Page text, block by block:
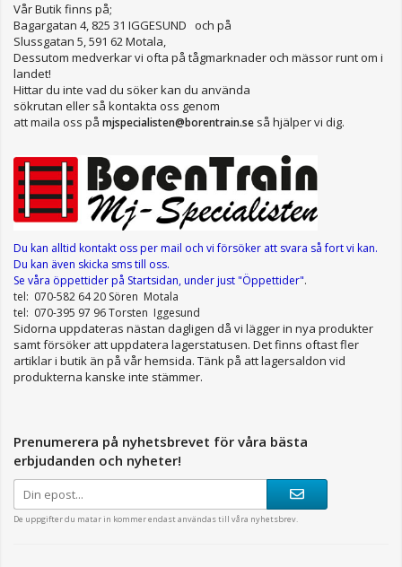
Vår Butik finns på;
Bagargatan 4, 825 31 IGGESUND och på
Slussgatan 5, 591 62 Motala,
Dessutom medverkar vi ofta på tågmarknader och mässor runt om i
landet!
Hittar du inte vad du söker kan du använda
sökrutan eller så kontakta oss genom
att maila oss på mjspecialisten@borentrain.se så hjälper vi dig.
Du kan alltid kontakt oss per mail och vi försöker att svara så fort vi kan.
Du kan även skicka sms till oss.
Se våra öppettiderpå Startsidan, under just "Öppettider".
tel: 070-582 64 20 Sören Motala
tel: 070-395 97 96 Torsten Iggesund
Sidorna uppdateras nästan dagligen då vi lägger in nya produkter
samt försöker att uppdatera lagerstatusen. Det finns oftast fler
artiklar i butik än på vår hemsida. Tänk på att lagersaldon vid
produkterna kanske inte stämmer.
Prenumerera på nyhetsbrevet för våra bästa
erbjudanden och nyheter!
De uppgifter du matar in kommer endast användas till våra nyhetsbrev.